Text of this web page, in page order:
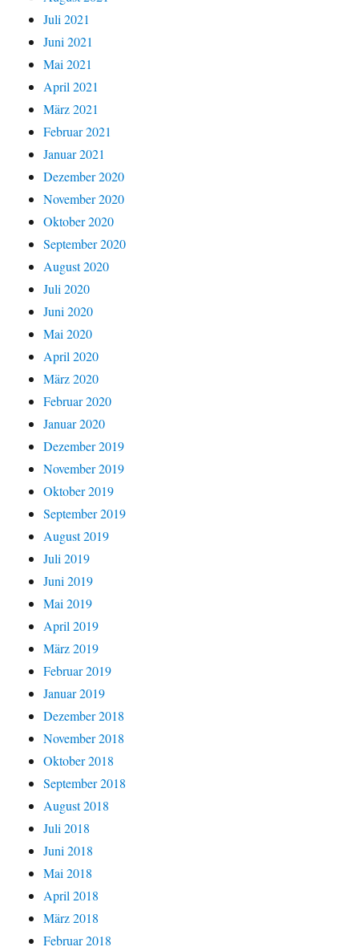
Juli 2021
Juni 2021
Mai 2021
April 2021
März 2021
Februar 2021
Januar 2021
Dezember 2020
November 2020
Oktober 2020
September 2020
August 2020
Juli 2020
Juni 2020
Mai 2020
April 2020
März 2020
Februar 2020
Januar 2020
Dezember 2019
November 2019
Oktober 2019
September 2019
August 2019
Juli 2019
Juni 2019
Mai 2019
April 2019
März 2019
Februar 2019
Januar 2019
Dezember 2018
November 2018
Oktober 2018
September 2018
August 2018
Juli 2018
Juni 2018
Mai 2018
April 2018
März 2018
Februar 2018